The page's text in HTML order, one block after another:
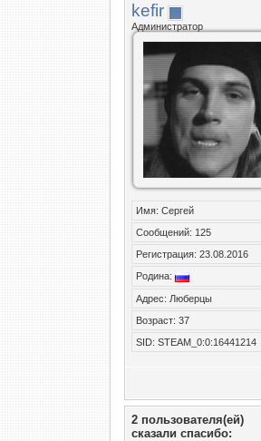
kefir
Администратор
Имя: Сергей
Сообщений: 125
Регистрация: 23.08.2016
Родина:
Адрес: Люберцы
Возраст: 37
SID: STEAM_0:0:16441214
2 пользователя(ей)
сказали cпасибо: